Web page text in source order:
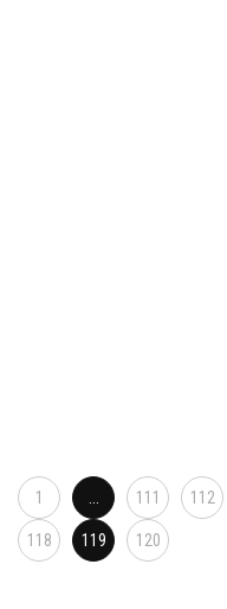
1 111 112
118 119 120